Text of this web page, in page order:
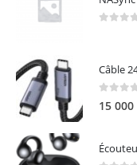
0 out of
15 000